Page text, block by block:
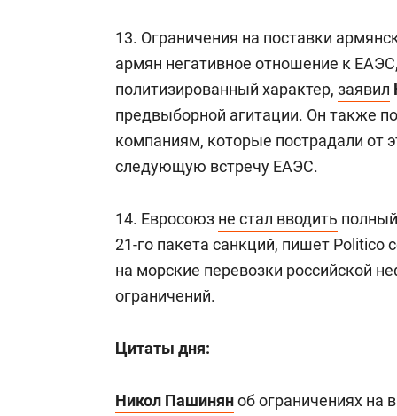
13. Ограничения на поставки
армян негативное отношение к
политизированный характер, заявил
предвыборной агитации. Он также
компаниям, которые пострадали от
следующую встречу ЕАЭС.
14. Евросоюз не стал вводить
21-го пакета санкций, пишет Politico
на морские перевозки российской
ограничений.
Цитаты дня:
Никол Пашиняноб ограничениях на